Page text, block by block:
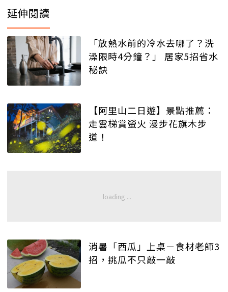
延伸閱讀
「放熱水前的冷水去哪了？洗
澡限時4分鐘？」 居家5招省水
秘訣
【阿里山二日遊】景點推薦：
走雲梯賞螢火 漫步花旗木步
道！
消暑「西瓜」上桌－食材老師3
招，挑瓜不只敲一敲